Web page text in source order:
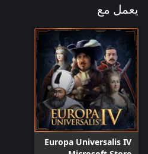
يعمل مع
Europa Universalis IV